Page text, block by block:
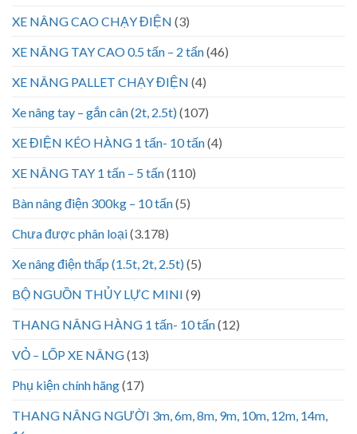
XE NÂNG CAO CHẠY ĐIỆN (3)
XE NÂNG TAY CAO 0.5 tấn – 2 tấn(46)
XE NÂNG PALLET CHẠY ĐIỆN (4)
Xe nâng tay – gắn cân (2t, 2.5t)(107)
XE ĐIỆN KÉO HÀNG 1 tấn- 10 tấn(4)
XE NÂNG TAY 1 tấn – 5 tấn(110)
Bàn nâng điện 300kg – 10 tấn(5)
Chưa được phân loại(3.178)
Xe nâng điện thấp (1.5t, 2t, 2.5t)(5)
BỘ NGUỒN THỦY LỰC MINI (9)
THANG NÂNG HÀNG 1 tấn- 10 tấn(12)
VỎ – LỐP XE NÂNG(13)
Phụ kiện chính hãng(17)
THANG NÂNG NGƯỜI 3m, 6m, 8m, 9m, 10m, 12m, 14m,